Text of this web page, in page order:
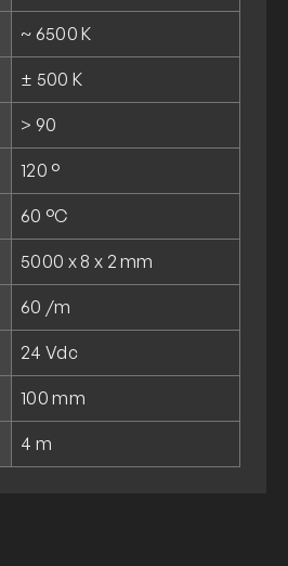
~ 6500 K
± 500 K
> 90
120 °
60 °C
5000 x 8 x 2 mm
60 /m
24 Vdc
100 mm
4 m